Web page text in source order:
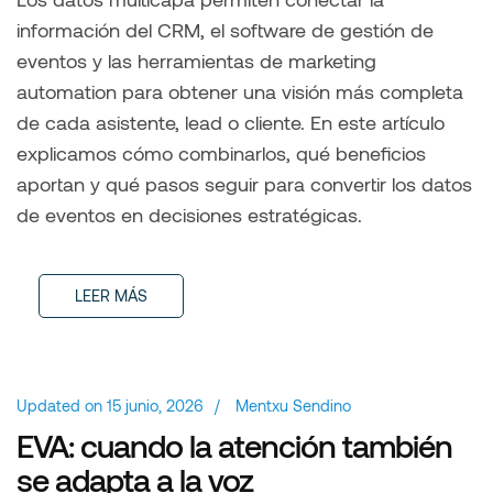
información del CRM, el software de gestión de
eventos y las herramientas de marketing
automation para obtener una visión más completa
de cada asistente, lead o cliente. En este artículo
explicamos cómo combinarlos, qué beneficios
aportan y qué pasos seguir para convertir los datos
de eventos en decisiones estratégicas.
LEER MÁS
Updated on 15 junio, 2026 / Mentxu Sendino
EVA: cuando la atención también
se adapta a la voz